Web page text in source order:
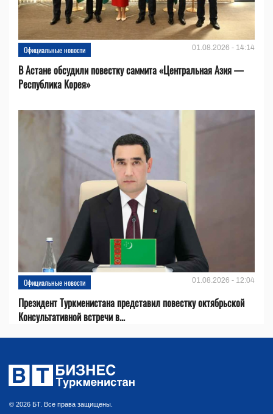
Официальные новости 01.08.2026 - 14:14
В Астане обсудили повестку саммита «Центральная Азия —
Республика Корея»
Официальные новости 01.08.2026 - 12:04
Президент Туркменистана представил повестку октябрьской
Консультативной встречи в...
© 2026 БТ. Все права защищены.